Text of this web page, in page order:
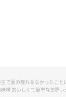
で夏の疲れをなかったこと
味噌 おいしくて簡単な薬膳レ